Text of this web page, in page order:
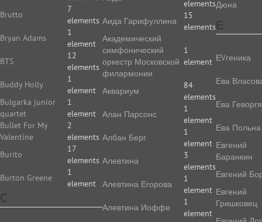
Brutto
7
elements
Bryan Adams
1
element
BTS
12
elements
Buddy Holly
1
element
Bulgarka junior
quartet
1
element
Bullet For My
Valentine
2
elements
Burito
17
elements
Burton Greene
1
element
C
elements
Аида Гарифуллина
15
elements
Академический
симфонический
оркестр Московской
филармонии
1
element
Аквариум
84
elements
Алан Парсонс
1
element
Албан Берг
1
element
Алевтина
3
elements
Алевтина Егорова
1
element
Алевтина Иоффе
1
element
Дюна
Е
ЕVгеника
Ева
Ева
Ева Польна
Евгений
Баранкин
Евгений
Евгений
Гришковец